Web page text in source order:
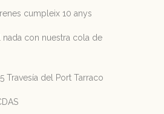
cumpleix 10 anys
nada con nuestra cola de
Travesía del Port Tarraco